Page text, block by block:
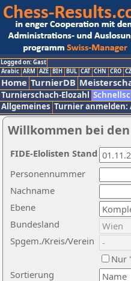
Logged on: Gast
Arabic ARM AZE BIH BUL CAT CHN CRO
Home TurnierDB
Turnierschach-Elozahl
Allgemeines Turnier anmelden:
Willkommen bei
Nachname
Ebene
Sortierung
Personennummer
Bundesland
Spgem./Kreis/Verein
Nur
FIDE-Elolisten Stand